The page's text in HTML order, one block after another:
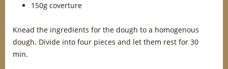
150g coverture
Knead the ingredients for the dough to a homogenous
dough. Divide into four pieces and let them rest for 30
min.